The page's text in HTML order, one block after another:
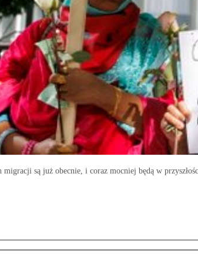
migracji są już obecnie, i coraz mocniej będą w